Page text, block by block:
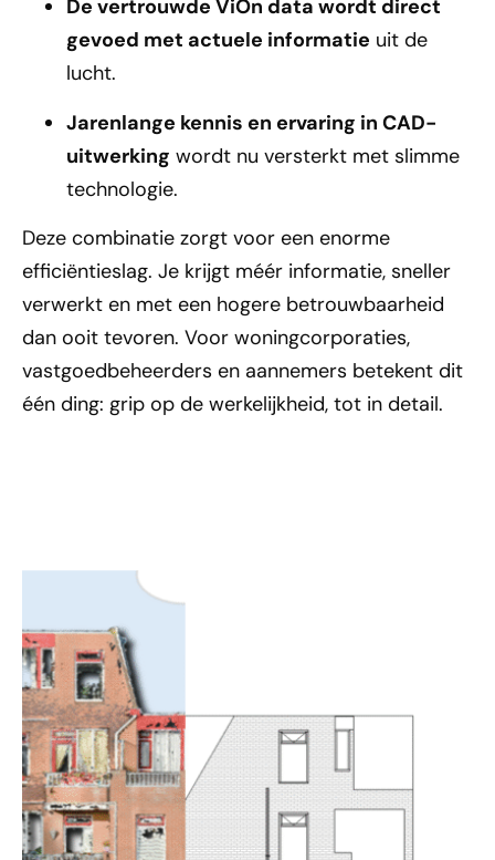
De vertrouwde ViOn data wordt direct
gevoed met actuele informatie uit de
lucht.
Jarenlange kennis en ervaring in CAD-
uitwerking wordt nu versterkt met slimme
technologie.
Deze combinatie zorgt voor een enorme
efficiëntieslag. Je krijgt méér informatie, sneller
verwerkt en met een hogere betrouwbaarheid
dan ooit tevoren. Voor woningcorporaties,
vastgoedbeheerders en aannemers betekent dit
één ding: grip op de werkelijkheid, tot in detail.